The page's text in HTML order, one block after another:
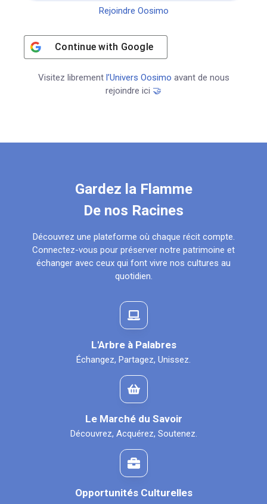
Gardez la Flamme
De nos Racines
Découvrez une plateforme où chaque récit compte.
Connectez-vous pour préserver notre patrimoine et
échanger avec ceux qui font vivre nos cultures au
quotidien.
L'Arbre à Palabres
Échangez, Partagez, Unissez.
Le Marché du Savoir
Découvrez, Acquérez, Soutenez.
Opportunités Culturelles
Rejoindre Oosimo
Continue with Google
Visitez librement l’Univers Oosimo avant de nous
rejoindre ici 🤝